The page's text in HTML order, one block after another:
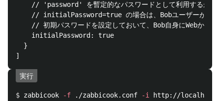
// 'password' を暫定的なパスワードとして利用するかど
// initialPassword=true の場合は、Bobユーザーが新た
// 初期パスワードを設定しておいて、Bob自身にWebから
    initialPassword: true
  }
実行
$ zabbicook -f ./zabbicook.conf -i
http://